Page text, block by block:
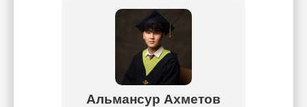
Альмансур Ахметов